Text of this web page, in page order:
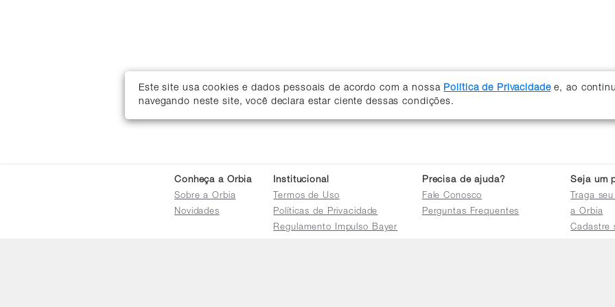
Este site usa cookies e dados pessoais de acordo com a nossa Política de Privacidadee, ao
navegando neste site, você declara estar ciente dessas condições.
Conheça a Orbia
Sobre a Orbia
Novidades
Institucional
Termos de Uso
Políticas de Privacidade
Regulamento Impulso Bayer
Precisa de ajuda?
Fale Conosco
Perguntas Frequentes
Seja um
Traga
a Orbia
Cadastre